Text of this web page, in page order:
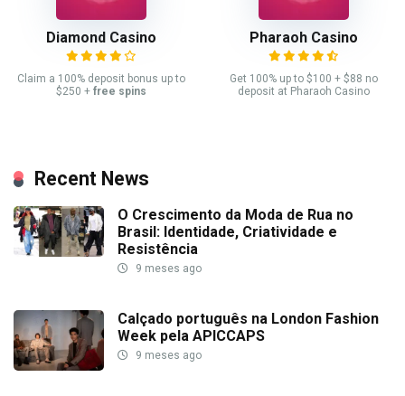
Diamond Casino
Claim a 100% deposit bonus up to
$250 + free spins
Pharaoh Casino
Get 100% up to $100 + $88 no
deposit at Pharaoh Casino
Recent News
O Crescimento da Moda de Rua no
Brasil: Identidade, Criatividade e
Resistência
9 meses ago
Calçado português na London Fashion
Week pela APICCAPS
9 meses ago